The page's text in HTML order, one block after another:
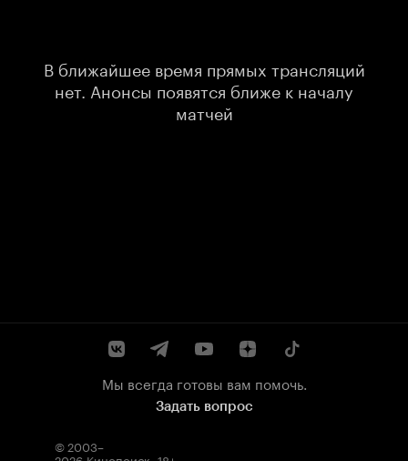
В ближайшее время прямых трансляций
нет. Анонсы появятся ближе к началу
матчей
Мы всегда готовы вам помочь.
Задать вопрос
© 2003–